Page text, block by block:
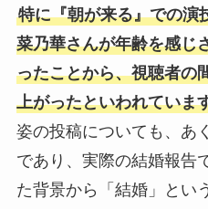
特に『朝が来る』での演
菜乃華さんが年齢を感じ
ったことから、視聴者の
上がったといわれていま
姿の投稿についても、あ
であり、実際の結婚報告
た背景から「結婚」とい